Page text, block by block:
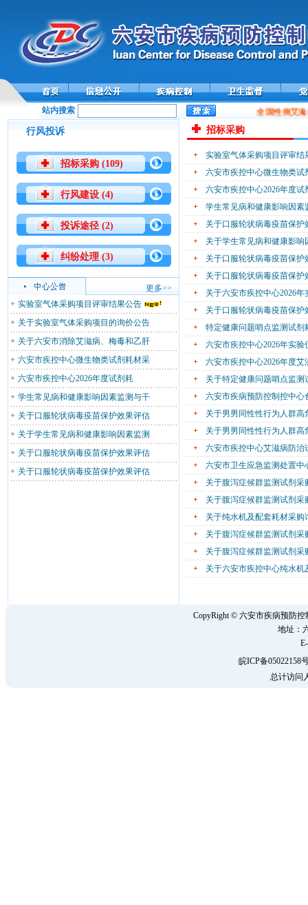
站内搜索 全国性病艾
行风投诉
招标采购 (109)
行风建设 (4)
投诉途径 (2)
纠纷处理 (3)
更多>>
实验室气体采购项目评审结果公告
关于实验室气体采购项目的询价公告
关于六安市消除艾滋病、梅毒和乙肝
六安市疾控中心微生物类试剂耗材采
六安市疾控中心2026年度试剂耗
学生常见病和健康影响因素监测与干
关于口服轮状病毒疫苗保护效果评估
关于学生常见病和健康影响因素监测
关于口服轮状病毒疫苗保护效果评估
关于口服轮状病毒疫苗保护效果评估
招标采购
实验室气体采购项目评审结
六安市疾控中心微生物类试
六安市疾控中心2026年度
学生常见病和健康影响因
关于口服轮状病毒疫苗保
关于学生常见病和健康影
关于口服轮状病毒疫苗保
关于口服轮状病毒疫苗保
关于六安市疾控中心2026
关于口服轮状病毒疫苗保
特定健康问题哨点监测试剂
六安市疾控中心2026年实
六安市疾控中心2026年度
关于特定健康问题哨点监
六安市疾病预防控制控中
关于男男同性性行为人群
关于男男同性性行为人群
六安市疾控中心艾滋病防治
六安市卫生应急监测处置
关于腹泻症候群监测试剂
关于腹泻症候群监测试剂
关于纯水机及配套耗材采购
关于腹泻症候群监测试剂采
关于腹泻症候群监测试剂采
关于六安市疾控中心纯水
CopyRight © 六安市疾病预防
地址：
皖ICP备05022158
总计访问